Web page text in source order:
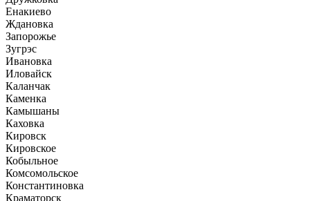
Енакиево
Ждановка
Запорожье
Зугрэс
Ивановка
Иловайск
Каланчак
Каменка
Камышаны
Каховка
Кировск
Кировское
Кобыльное
Комсомольское
Константиновка
Краматорск